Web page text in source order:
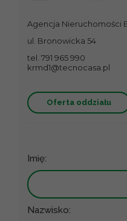
Agencja Nieruchomości
ul. Bronowicka 54
tel. 791 965 990
krmd1@tecnocasa.pl
Oferta oddziału
Imię:
Nazwisko: